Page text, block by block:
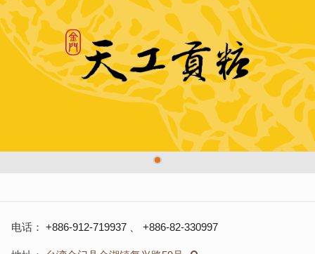
电话 +886-912-719937 +886-82-330997